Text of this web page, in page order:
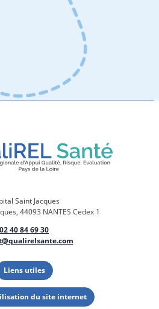
Saint Jacques
44093 NANTES Cedex 1
02 40 84 69 30
Liens utiles
du site internet